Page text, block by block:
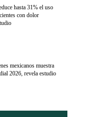
hasta 31% el uso
con dolor
mexicanos muestra
2026, revela estudio